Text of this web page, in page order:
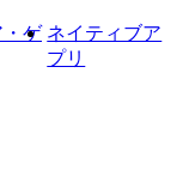
ゲ ネイティブア
プリ